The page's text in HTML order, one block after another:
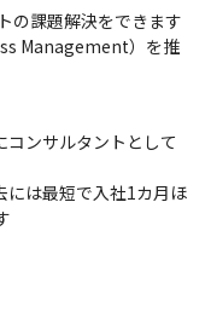
の課題解決をできます
Management）を推
コンサルタントとして
には最短で入社1カ月ほ